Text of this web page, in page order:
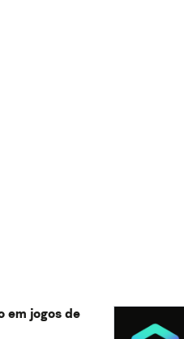
em jogos de